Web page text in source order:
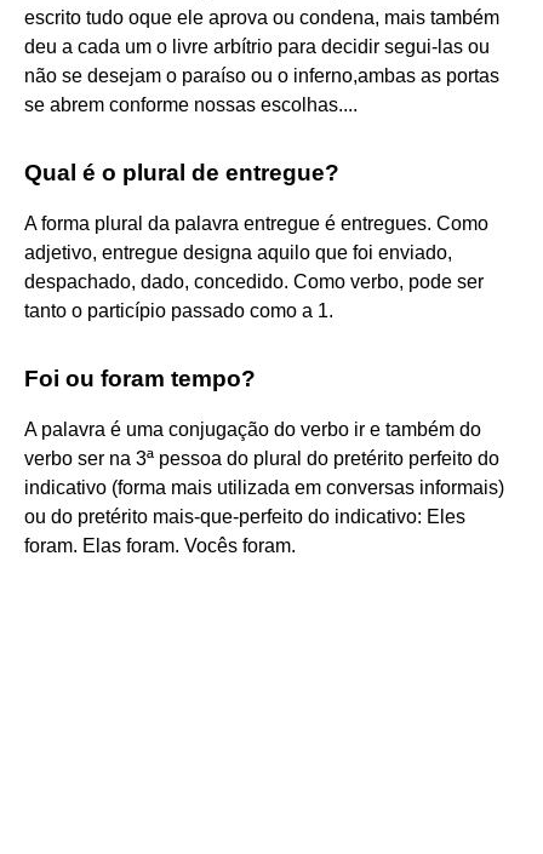
escrito tudo oque ele aprova ou condena, mais também
deu a cada um o livre arbítrio para decidir segui-las ou
não se desejam o paraíso ou o inferno,ambas as portas
se abrem conforme nossas escolhas....
Qual é o plural de entregue?
A forma plural da palavra entregue é entregues. Como
adjetivo, entregue designa aquilo que foi enviado,
despachado, dado, concedido. Como verbo, pode ser
tanto o particípio passado como a 1.
Foi ou foram tempo?
A palavra é uma conjugação do verbo ir e também do
verbo ser na 3ª pessoa do plural do pretérito perfeito do
indicativo (forma mais utilizada em conversas informais)
ou do pretérito mais-que-perfeito do indicativo: Eles
foram. Elas foram. Vocês foram.